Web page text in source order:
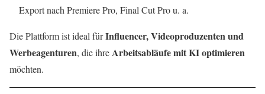
Export nach Premiere Pro, Final Cut Pro u. a.
Die Plattform ist ideal fürInfluencer, Videoproduzenten und
Werbeagenturen, die ihreArbeitsabläufe mit KI optimieren
möchten.